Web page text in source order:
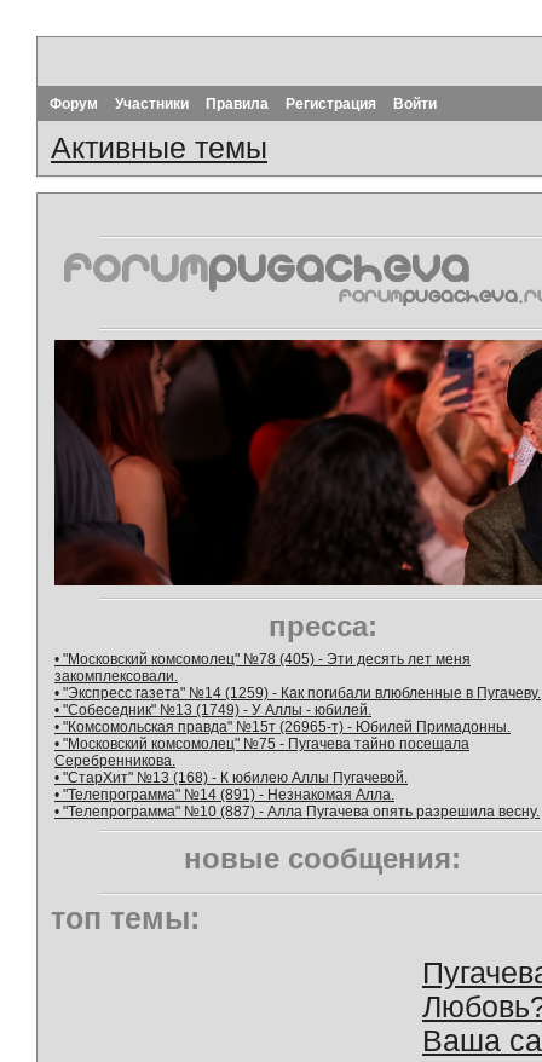
Форум Участники Правила Регистрация Войти
Активные темы
пресса:
• "Московский комсомолец" №78 (405) - Эти десять лет меня
закомплексовали.
• "Экспресс газета" №14 (1259) - Как погибали влюбленные в Пугачеву.
• "Собеседник" №13 (1749) - У Аллы - юбилей.
• "Комсомольская правда" №15т (26965-т) - Юбилей Примадонны.
• "Московский комсомолец" №75 - Пугачева тайно посещала
Серебренникова.
• "СтарХит" №13 (168) - К юбилею Аллы Пугачевой.
• "Телепрограмма" №14 (891) - Незнакомая Алла.
• "Телепрограмма" №10 (887) - Алла Пугачева опять разрешила весну.
новые сообщения:
топ темы:
Ваша